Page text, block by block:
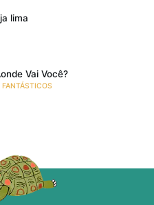
lima
Vai Você?